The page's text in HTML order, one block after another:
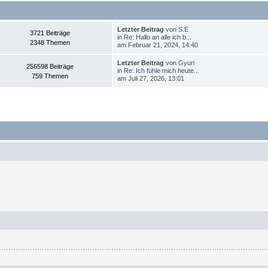
3721 Beiträge
2348 Themen
Letzter Beitrag vonS.E
in Re: Hallo an alle ich b...
am Februar 21, 2024, 14:40
256598 Beiträge
759 Themen
Letzter Beitrag vonGyuri
in Re: Ich fühle mich heute...
am Juli 27, 2026, 13:01